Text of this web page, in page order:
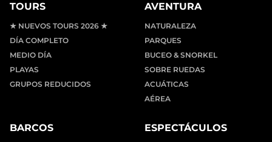
TOURS
★ NUEVOS TOURS 2026 ★
DÍA COMPLETO
MEDIO DÍA
PLAYAS
GRUPOS REDUCIDOS
AVENTURA
NATURALEZA
PARQUES
BUCEO & SNORKEL
SOBRE RUEDAS
ACUÁTICAS
AÉREA
BARCOS ESPECTÁCULOS